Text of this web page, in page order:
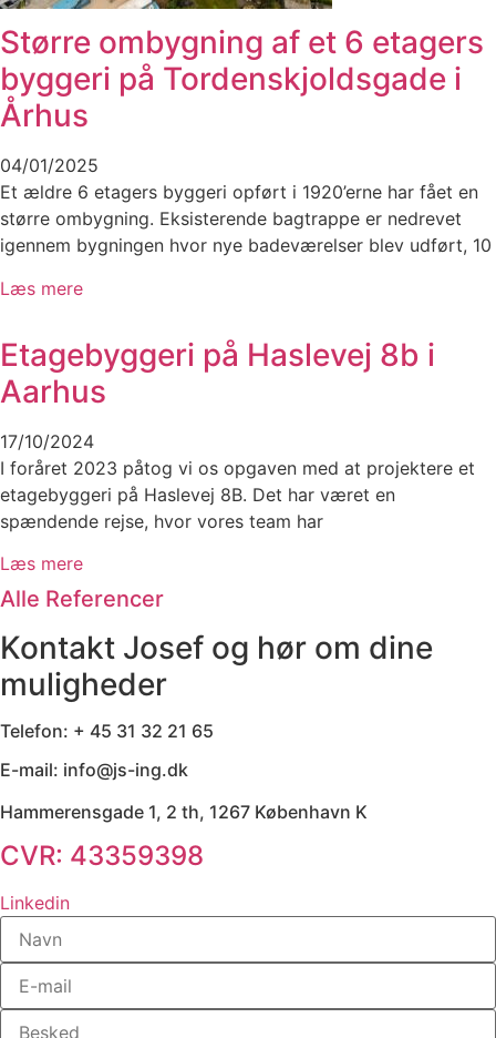
Større ombygning af et 6 etagers
byggeri på Tordenskjoldsgade i
Århus
04/01/2025
Et ældre 6 etagers byggeri opført i 1920’erne har fået en
større ombygning. Eksisterende bagtrappe er nedrevet
igennem bygningen hvor nye badeværelser blev udført, 10
Læs mere
Etagebyggeri på Haslevej 8b i
Aarhus
17/10/2024
I foråret 2023 påtog vi os opgaven med at projektere et
etagebyggeri på Haslevej 8B. Det har været en
spændende rejse, hvor vores team har
Læs mere
Alle Referencer
Kontakt Josef og hør om dine
muligheder
Telefon: + 45 31 32 21 65
E-mail: info@js-ing.dk
Hammerensgade 1, 2 th, 1267 København K
CVR: 43359398
Linkedin